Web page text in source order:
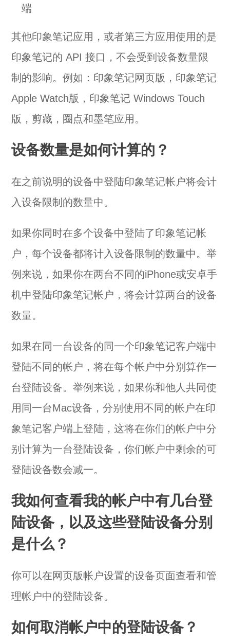
端
其他印象笔记应用，或者第三方应用使用的是
印象笔记的 API 接口，不会受到设备数量限
制的影响。例如：印象笔记网页版，印象笔记
Apple Watch版，印象笔记 Windows Touch
版，剪藏，圈点和墨笔应用。
设备数量是如何计算的？
在之前说明的设备中登陆印象笔记帐户将会计
入设备限制的数量中。
如果你同时在多个设备中登陆了印象笔记帐
户，每个设备都将计入设备限制的数量中。举
例来说，如果你在两台不同的iPhone或安卓手
机中登陆印象笔记帐户，将会计算两台的设备
数量。
如果在同一台设备的同一个印象笔记客户端中
登陆不同的帐户，将在每个帐户中分别算作一
台登陆设备。举例来说，如果你和他人共同使
用同一台Mac设备，分别使用不同的帐户在印
象笔记客户端上登陆，这将在你们的帐户中分
别计算为一台登陆设备，你们帐户中剩余的可
登陆设备数会减一。
我如何查看我的帐户中有几台登
陆设备，以及这些登陆设备分别
是什么？
你可以在网页版帐户设置的设备页面查看和管
理帐户中的登陆设备。
如何取消帐户中的登陆设备？